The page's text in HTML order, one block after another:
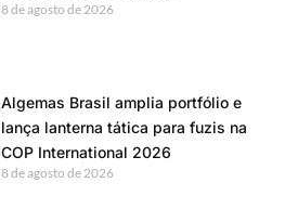
8 de agosto de 2026
Algemas Brasil amplia portfólio e
lança lanterna tática para fuzis na
COP International 2026
8 de agosto de 2026